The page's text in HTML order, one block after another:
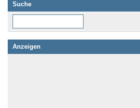
Suche
Anzeigen